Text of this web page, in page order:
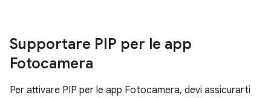
Supportare PIP per le app
Fotocamera
Per attivare PIP per le app Fotocamera, devi assicurarti